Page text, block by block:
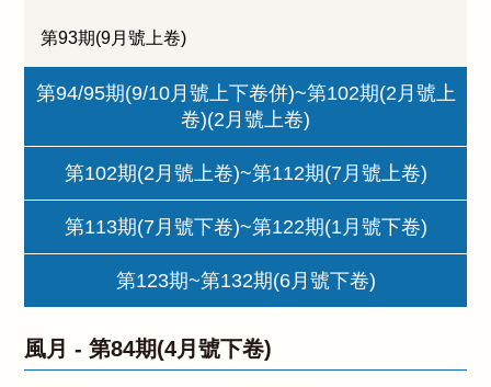
第93期(9月號上卷)
第94/95期(9/10月號上下卷併)~第102期(2月號上
卷)(2月號上卷)
第102期(2月號上卷)~第112期(7月號上卷)
第113期(7月號下卷)~第122期(1月號下卷)
第123期~第132期(6月號下卷)
風月 -第84期(4月號下卷)